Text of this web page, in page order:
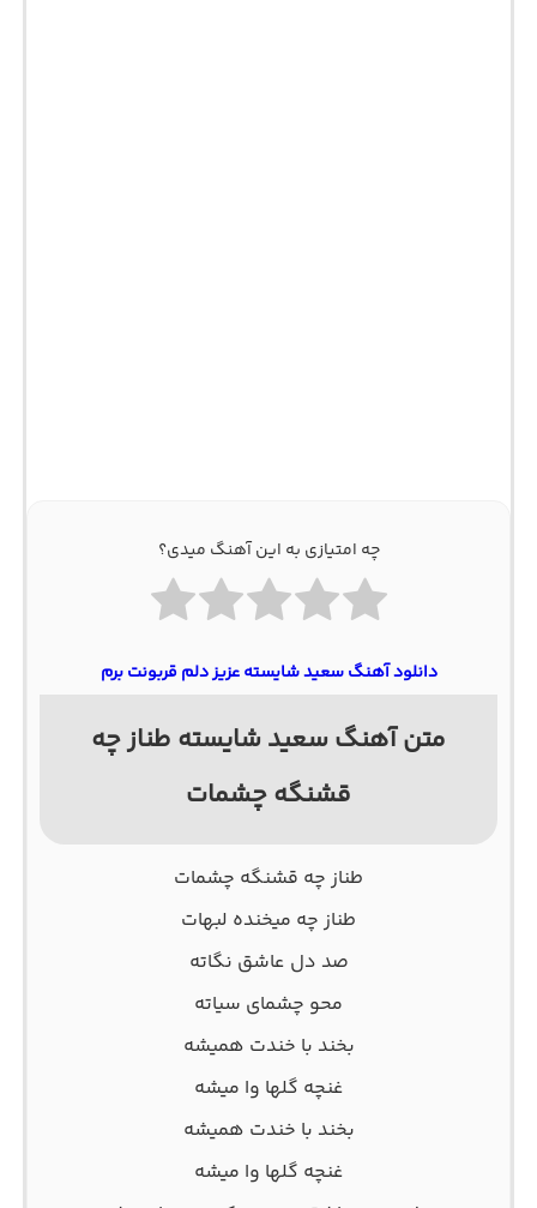
چه امتیازی به این آهنگ میدی؟
دانلود آهنگ سعید شایسته عزیز دلم قربونت برم
متن آهنگ سعید شایسته طناز چه
قشنگه چشمات
طناز چه قشنگه چشمات
طناز چه میخنده لبهات
صد دل عاشق نگاته
محو چشمای سیاته
بخند با خندت همیشه
غنچه گلها وا میشه
بخند با خندت همیشه
غنچه گلها وا میشه